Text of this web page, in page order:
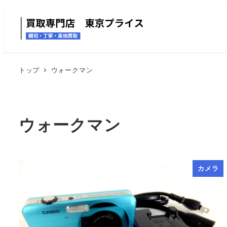
トップ ウォークマン
ウォークマン
カメラ